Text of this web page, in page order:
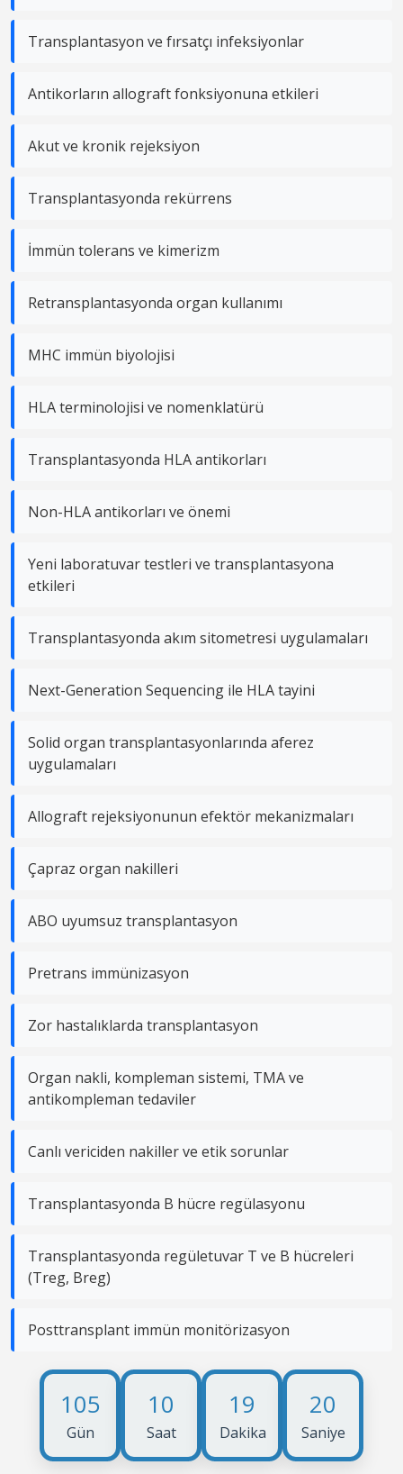
Transplantasyon ve fırsatçı infeksiyonlar
Antikorların allograft fonksiyonuna etkileri
Akut ve kronik rejeksiyon
Transplantasyonda rekürrens
İmmün tolerans ve kimerizm
Retransplantasyonda organ kullanımı
MHC immün biyolojisi
HLA terminolojisi ve nomenklatürü
Transplantasyonda HLA antikorları
Non-HLA antikorları ve önemi
Yeni laboratuvar testleri ve transplantasyona
etkileri
Transplantasyonda akım sitometresi uygulamaları
Next-Generation Sequencing ile HLA tayini
Solid organ transplantasyonlarında aferez
uygulamaları
Allograft rejeksiyonunun efektör mekanizmaları
Çapraz organ nakilleri
ABO uyumsuz transplantasyon
Pretrans immünizasyon
Zor hastalıklarda transplantasyon
Organ nakli, kompleman sistemi, TMA ve
antikompleman tedaviler
Canlı vericiden nakiller ve etik sorunlar
Transplantasyonda B hücre regülasyonu
Transplantasyonda regületuvar T ve B hücreleri
(Treg, Breg)
Posttransplant immün monitörizasyon
105
Gün
10
Saat
19
Dakika
20
Saniye